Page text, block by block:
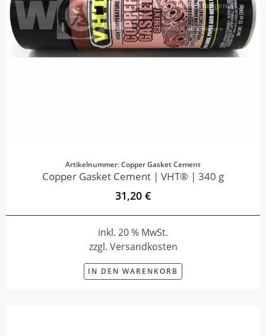
Artikelnummer: Copper Gasket Cement
Copper Gasket Cement | VHT® | 340 g
31,20 €
inkl. 20 % MwSt.
zzgl. Versandkosten
IN DEN WARENKORB